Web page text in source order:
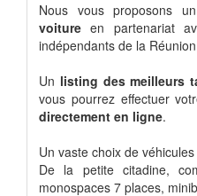
Nous vous proposons un
voiture en partenariat
indépendants de la
Un listing des meilleurs
vous pourrez effectuer
directement en ligne.
Un vaste choix de véhicules
De la petite citadine,
monospaces 7 places,